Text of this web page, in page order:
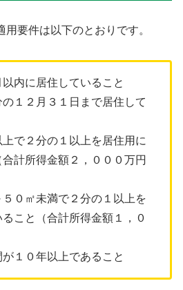
要件は以下のとおりです。
以内に居住していること
の１２月３１日まで居住して
上で２分の１以上を居住用に
計所得金額２，０００万円
５０㎡未満で２分の１以上を
こと（合計所得金額１，０
が１０年以上であること